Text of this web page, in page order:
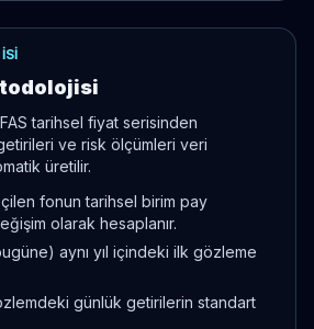
tarihsel fiyat serisinden
ve risk ölçümleri veri
üretilir.
fonun tarihsel birim pay
olarak hesaplanır.
aynı yıl içindeki ilk gözleme
günlük getirilerin standart